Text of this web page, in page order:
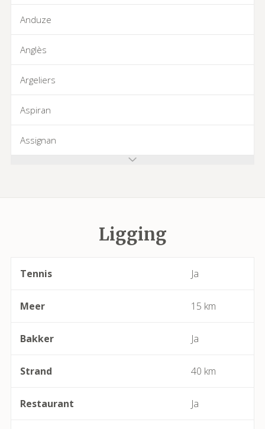
Anduze
Anglès
Argeliers
Aspiran
Assignan
Ligging
Tennis Ja
Meer 15 km
Bakker Ja
Strand 40 km
Restaurant Ja